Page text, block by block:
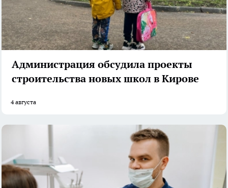
Администрация обсудила проекты
строительства новых школ в Кирове
4 августа